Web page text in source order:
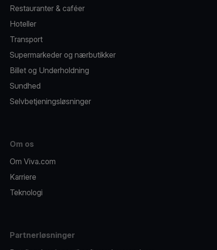
Restauranter & caféer
Hoteller
Transport
Supermarkeder og nærbutikker
Billet og Underholdning
Sundhed
Selvbetjeningsløsninger
Om os
Om Viva.com
Karriere
Teknologi
Partnerløsninger